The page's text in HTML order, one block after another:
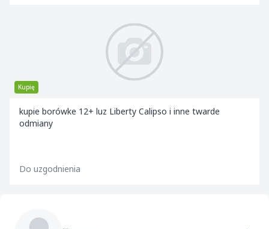
Kupię
kupie borówke 12+ luz Liberty Calipso i inne twarde
odmiany
Do uzgodnienia